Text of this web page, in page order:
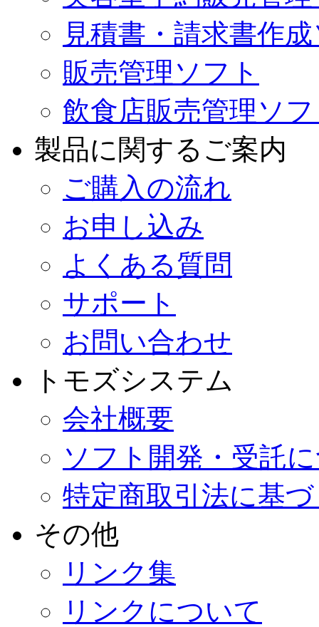
見積書・請求書作
販売管理ソフト
飲食店販売管理ソ
製品に関するご案内
ご購入の流れ
お申し込み
よくある質問
サポート
お問い合わせ
トモズシステム
会社概要
ソフト開発・受託
特定商取引法に基
その他
リンク集
リンクについて